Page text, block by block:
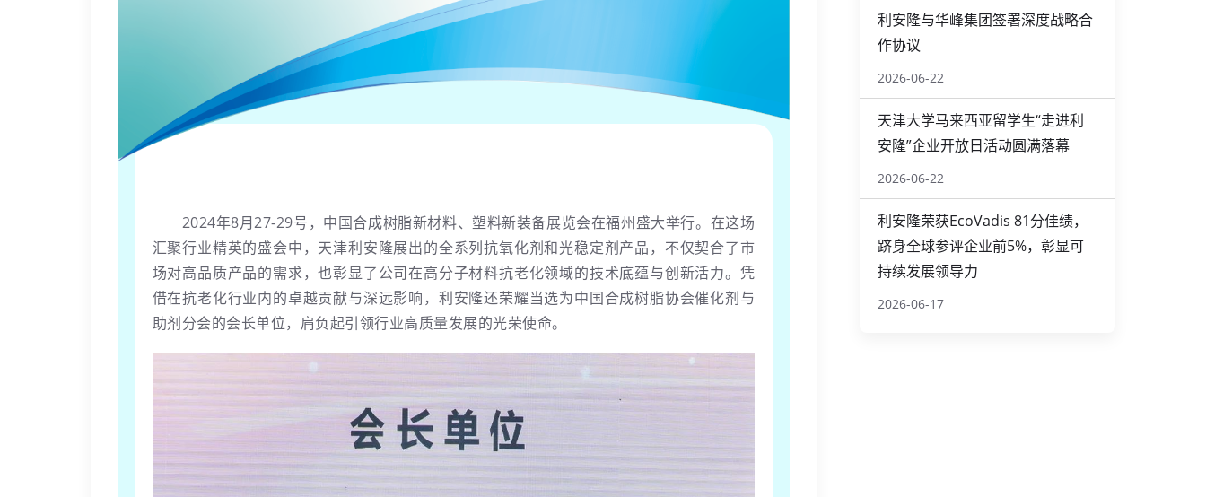
2024年8月27-29号，中国合成树脂新材料、塑料新装备展览会在福州盛大举行。在这场
汇聚行业精英的盛会中，天津利安隆展出的全系列抗氧化剂和光稳定剂产品，不仅契合了市
场对高品质产品的需求，也彰显了公司在高分子材料抗老化领域的技术底蕴与创新活力。凭
借在抗老化行业内的卓越贡献与深远影响，利安隆还荣耀当选为中国合成树脂协会催化剂与
助剂分会的会长单位，肩负起引领行业高质量发展的光荣使命。
利安隆与华峰集团签署深度战略合
作协议
2026-06-22
天津大学马来西亚留学生“走进利
安隆”企业开放日活动圆满落幕
2026-06-22
利安隆荣获EcoVadis 81分佳绩，
跻身全球参评企业前5%，彰显可
持续发展领导力
2026-06-17